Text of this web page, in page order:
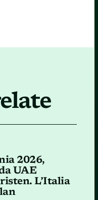
2026,
UAE
L’Italia